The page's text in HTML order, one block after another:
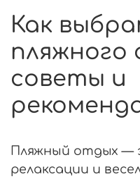
Как
пляжного
советы и
Пляжный отдых —
релаксации и